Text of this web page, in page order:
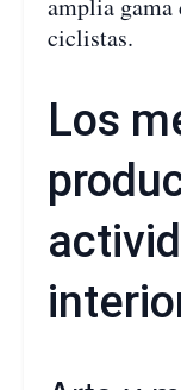
ciclistas.
Los